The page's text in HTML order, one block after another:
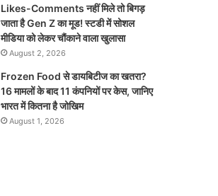
Likes-Comments नहीं मिले तो बिगड़
जाता है Gen Z का मूड! स्टडी में सोशल
मीडिया को लेकर चौंकाने वाला खुलासा
August 2, 2026
Frozen Food से डायबिटीज का खतरा?
16 मामलों के बाद 11 कंपनियों पर केस, जानिए
भारत में कितना है जोखिम
August 1, 2026